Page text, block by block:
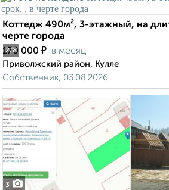
2/8
Коттедж 490м², 3-этажный, на
черте города
170 000 ₽ в месяц
Приволжский район, Кулле
Собственник, 03.08.2026
3